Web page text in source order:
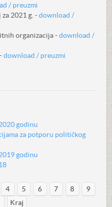
/ preuzmi
2021 g. -download /
organizacija -download /
download / preuzmi
godinu
za potporu političkog
godinu
4 5 6 7 8
9
Kraj